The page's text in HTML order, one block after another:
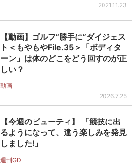
2021.11.23
【動画】ゴルフ“勝手に”ダイジェス
ト＜もやもやFile.35＞「ボディタ
ーン」は体のどこをどう回すのが正
しい？
動画
2026.7.25
【今週のビューティ】 「競技に出
るようになって、違う楽しみを発見
しました!」
週刊GD